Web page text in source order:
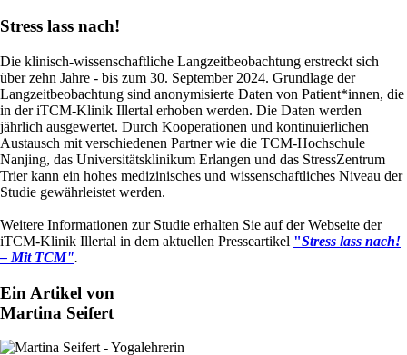
Stress lass nach!
Die klinisch-wissenschaftliche Langzeitbeobachtung erstreckt sich
über zehn Jahre - bis zum 30. September 2024. Grundlage der
Langzeitbeobachtung sind anonymisierte Daten von Patient*innen, die
in der iTCM-Klinik Illertal erhoben werden. Die Daten werden
jährlich ausgewertet. Durch Kooperationen und kontinuierlichen
Austausch mit verschiedenen Partner wie die TCM-Hochschule
Nanjing, das Universitätsklinikum Erlangen und das StressZentrum
Trier kann ein hohes medizinisches und wissenschaftliches Niveau der
Studie gewährleistet werden.
Weitere Informationen zur Studie erhalten Sie auf der Webseite der
iTCM-Klinik Illertal in dem aktuellen Presseartikel "Stress lass nach!
– Mit TCM".
Ein Artikel von
Martina Seifert